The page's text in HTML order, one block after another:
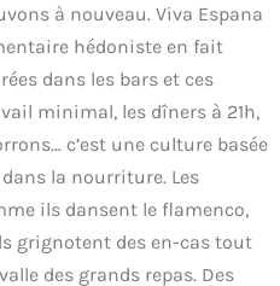
à nouveau. Viva Espana
hédoniste en fait
dans les bars et ces
minimal, les dîners à 21h,
c’est une culture basée
la nourriture. Les
ils dansent le flamenco,
grignotent des en-cas tout
des grands repas. Des